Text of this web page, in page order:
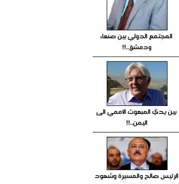
المجتمع الدولي بين صنعاء
ودمشق..!!
بين يدي المبعوث الأممي الى
اليمن..!!
الرئيس صالح والمسيرة وشهود